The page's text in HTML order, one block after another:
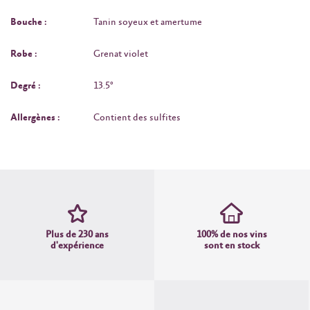
Bouche : Tanin soyeux et amertume
Robe : Grenat violet
Degré : 13.5°
Allergènes : Contient des sulfites
Plus de 230 ans
d'expérience
100% de nos vins
sont en stock